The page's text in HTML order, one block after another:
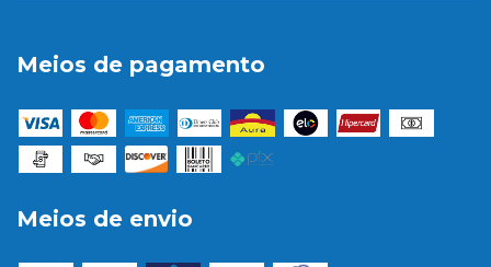
Meios de pagamento
Meios de envio